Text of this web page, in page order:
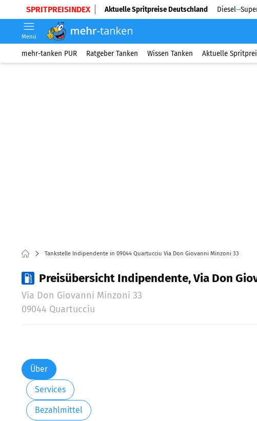
SPRITPREISINDEX Aktuelle Spritpreise Deutschland Diesel
Menü
mehr-tanken PUR Ratgeber Tanken Wissen Tanken Aktuelle
Tankstelle Indipendente in 09044 Quartucciu Via Don Giovanni Minzoni 33
Preisübersicht Indipendente, Via Don
Via Don Giovanni Minzoni 33
09044 Quartucciu
Über
Services
Bezahlmittel